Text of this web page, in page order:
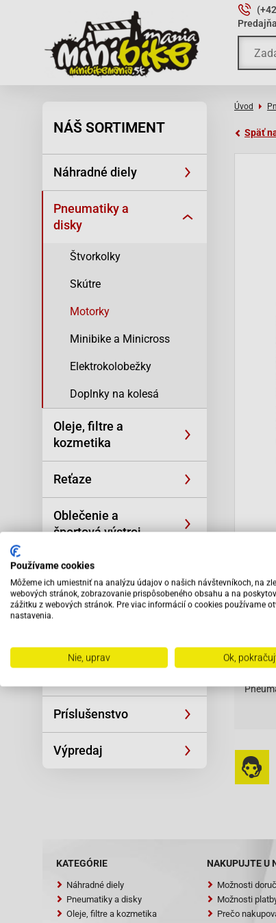
Predajňa
NÁŠ SORTIMENT
Náhradné diely
Pneumatiky a
disky
Štvorkolky
Skútre
Motorky
Minibike a Minicross
Elektrokolobežky
Doplnky na kolesá
Oleje, filtre a
kozmetika
Reťaze
Oblečenie a
športová výstroj
Skútre SYM
Motocykle SYM
Príslušenstvo
Výpredaj
Úvod
Späť
KATEGÓRIE
Náhradné diely
Pneumatiky a disky
Oleje, filtre a kozmetika
NAKUPUJTE U
Možnosti
Možnosti
Prečo
Používame cookies
Môžeme ich umiestniť na analýzu údajov o našich návštevníkoch, na
webových stránok, zobrazovanie prispôsobeného obsahu a na
zážitku z webových stránok. Pre viac informácií o cookies používame
nastavenia.
Nie, uprav Ok,